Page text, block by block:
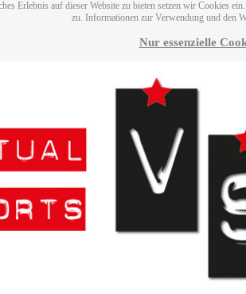
Erlebnis auf dieser Website zu bieten setzen wir Cookies
zu. Informationen zur Verwendung und den
Nur essenzielle